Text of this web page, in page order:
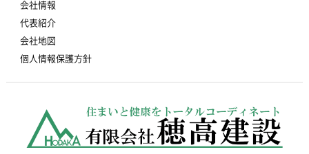
会社情報
代表紹介
会社地図
個人情報保護方針